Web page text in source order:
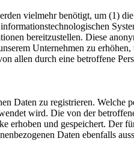
vielmehr benötigt, um (1)
bereitzustellen. Diese
Unternehmen zu
allen durch eine betroffene
Daten zu registrieren. Welche
wird. Die von der
erhoben und gespeichert. Der
Daten ebenfalls